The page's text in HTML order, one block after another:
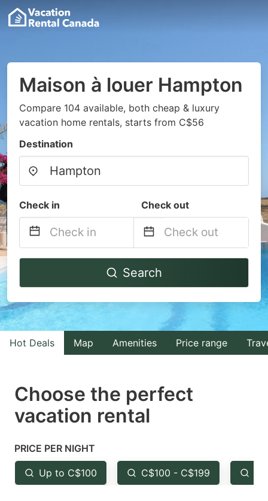
Maison à louer Hampton
Compare 104 available, both cheap & luxury
vacation home rentals, starts from C$56
Destination
Check in Check out
Navigate
to
interact
with
the
select
a
Press
the
question
Navigate
to
interact
with
the
select
the
question
Search
Hot Deals Map Amenities Price range
Choose the perfect
vacation rental
PRICE PER NIGHT
Up to C$100 C$100 - C$199